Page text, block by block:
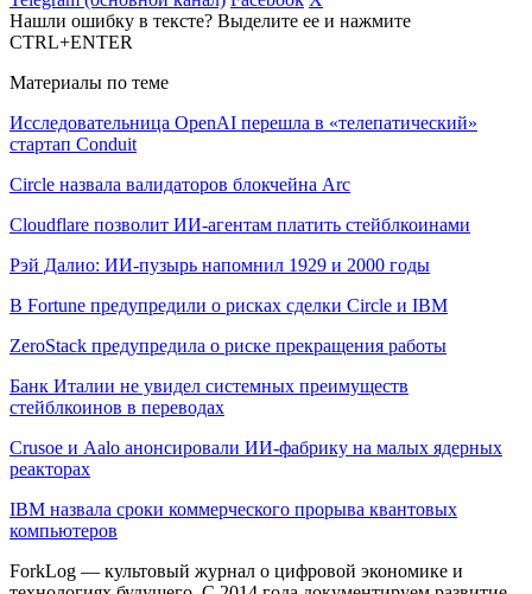
Нашли ошибку в тексте? Выделите ее и нажмите
CTRL+ENTER
Материалы по теме
Исследовательница OpenAI перешла в «телепатический»
стартап Conduit
Circle назвала валидаторов блокчейна Arc
Cloudflare позволит ИИ-агентам платить стейблкоинами
Рэй Далио: ИИ-пузырь напомнил 1929 и 2000 годы
В Fortune предупредили о рисках сделки Circle и IBM
ZeroStack предупредила о риске прекращения работы
Банк Италии не увидел системных преимуществ
стейблкоинов в переводах
Crusoe и Aalo анонсировали ИИ-фабрику на малых ядерных
реакторах
IBM назвала сроки коммерческого прорыва квантовых
компьютеров
ForkLog — культовый журнал о цифровой экономике и